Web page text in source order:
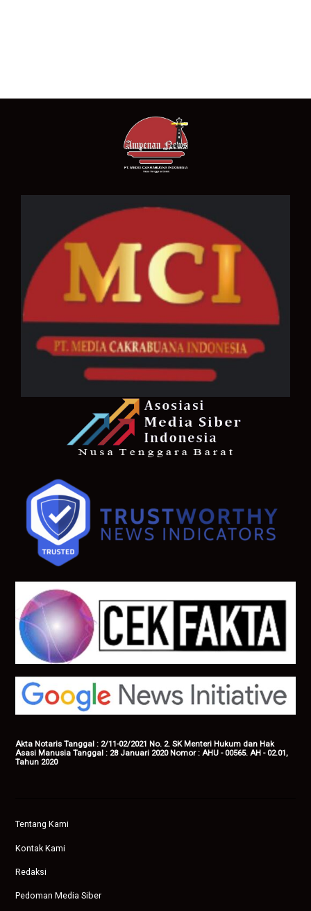
Akta Notaris Tanggal : 2/11-02/2021 No. 2. SK Menteri Hukum dan Hak
Asasi Manusia Tanggal : 28 Januari 2020 Nomor : AHU - 00565. AH - 02.01,
Tahun 2020
Tentang Kami
Kontak Kami
Redaksi
Pedoman Media Siber